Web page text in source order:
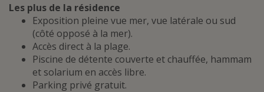
Les plus de la résidence
Exposition pleine vue mer, vue latérale ou sud
(côté opposé à la mer).
Accès direct à la plage.
Piscine de détente couverte et chauffée, hammam
et solarium en accès libre.
Parking privé gratuit.